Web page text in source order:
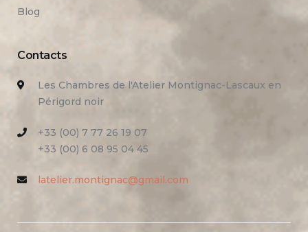
Blog
Contacts
Les Chambres de l'Atelier Montignac-Lascaux en
Périgord noir
+33 (00) 7 77 26 19 07
+33 (00) 6 08 95 04 45
latelier.montignac@gmail.com